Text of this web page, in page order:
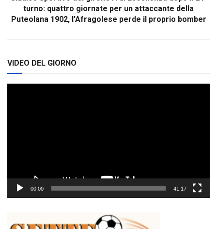
turno: quattro giornate per un attaccante della
Puteolana 1902, l’Afragolese perde il proprio bomber
VIDEO DEL GIORNO
00:00 41:17